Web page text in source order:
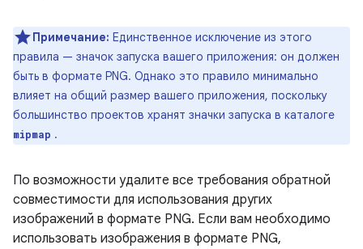
Примечание: Единственное исключение из этого
правила — значок запуска вашего приложения: он должен
быть в формате PNG. Однако это правило минимально
влияет на общий размер вашего приложения, поскольку
большинство проектов хранят значки запуска в каталоге
mipmap .
По возможности удалите все требования обратной
совместимости для использования других
изображений в формате PNG. Если вам необходимо
использовать изображения в формате PNG,